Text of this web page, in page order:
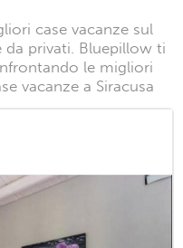
case vacanze sul
da privati. Bluepillow ti
le migliori
vacanze a Siracusa